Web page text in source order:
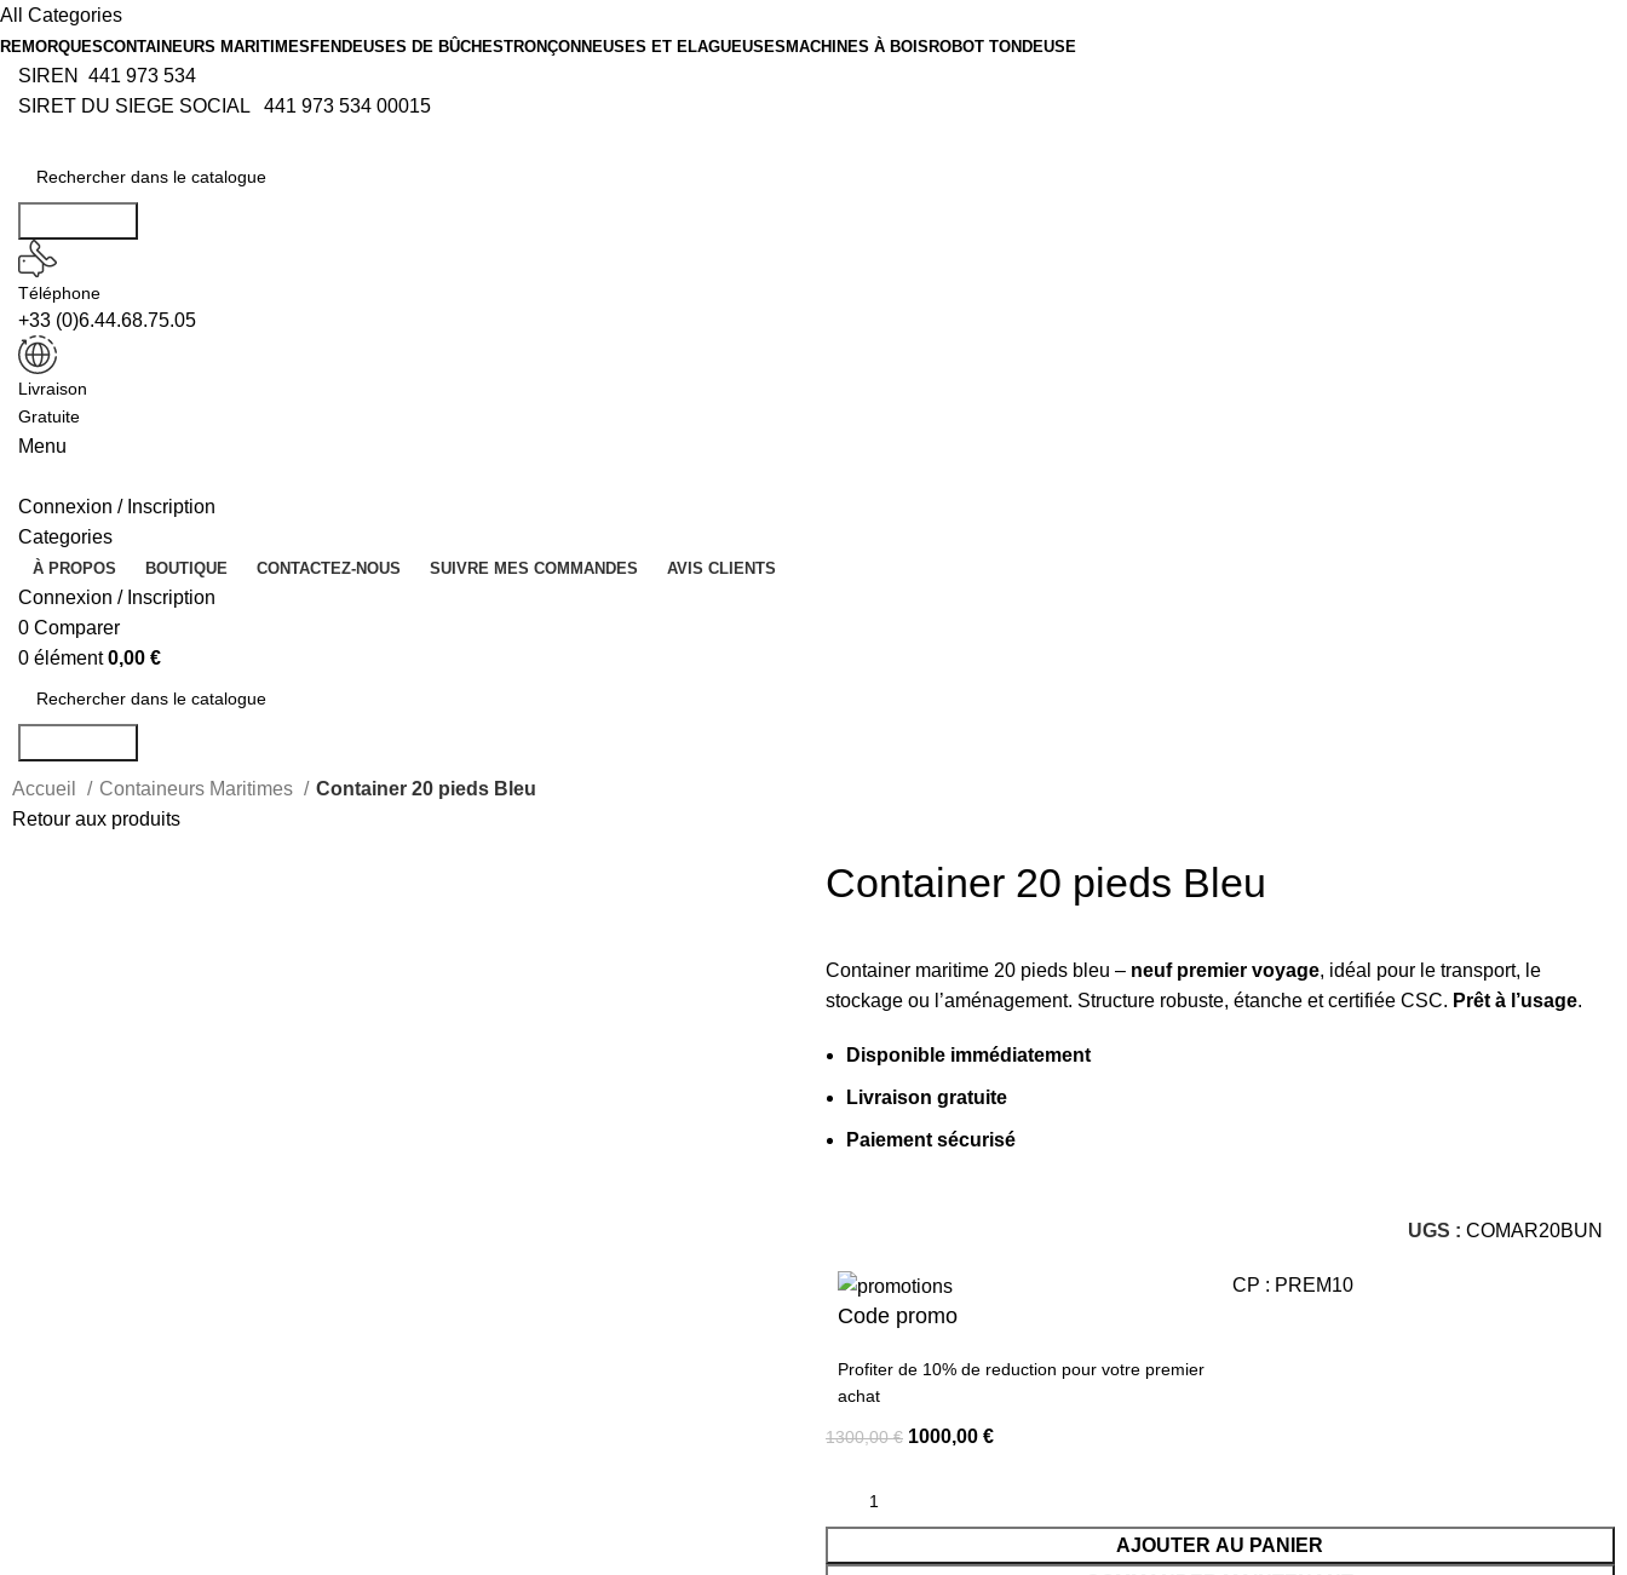
All Categories
REMORQUESCONTAINEURS MARITIMES FENDEUSES DE BÛCHESTRONÇONNEUSES ET ELAGUEUSES MACHINES À BOIS ROBOT TONDEUSE
SIREN 441 973 534
SIRET DU SIEGE SOCIAL 441 973 534 00015
Téléphone
+33 (0)6.44.68.75.05
Livraison
Gratuite
Menu
Connexion / Inscription
Categories
À PROPOS BOUTIQUE CONTACTEZ-NOUS SUIVRE MES COMMANDES AVIS CLIENTS
Connexion / Inscription
0 Comparer
0 élément 0,00 €
Accueil Containeurs Maritimes
Container 20 pieds Bleu
Retour aux produits
Container 20 pieds Bleu
Container maritime 20 pieds bleu – neuf premier voyage, idéal pour le transport, le
stockage ou l’aménagement. Structure robuste, étanche et certifiée CSC. Prêt à l’usage.
Disponible immédiatement
Livraison gratuite
Paiement sécurisé
UGS : COMAR20BUN
Code promo
Profiter de 10% de reduction pour votre premier
achat
CP : PREM10
1300,00€ 1000,00 €
AJOUTER AU PANIER